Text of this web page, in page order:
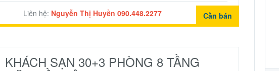
Liên hệ: Nguyễn Thị Huyền 090.448.2277 Cần bán
KHÁCH SẠN 30+3 PHÒNG 8 TẦNG